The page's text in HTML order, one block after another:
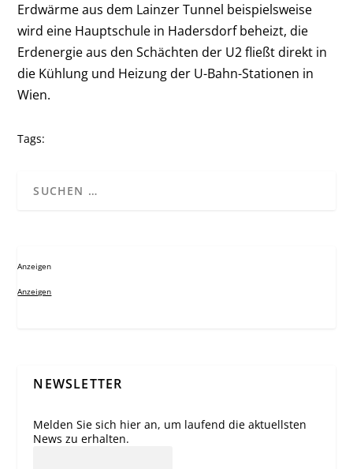
Erdwärme aus dem Lainzer Tunnel beispielsweise
wird eine Hauptschule in Hadersdorf beheizt, die
Erdenergie aus den Schächten der U2 fließt direkt in
die Kühlung und Heizung der U-Bahn-Stationen in
Wien.
Tags:
Anzeigen
Anzeigen
NEWSLETTER
Melden Sie sich hier an, um laufend die aktuellsten
News zu erhalten.